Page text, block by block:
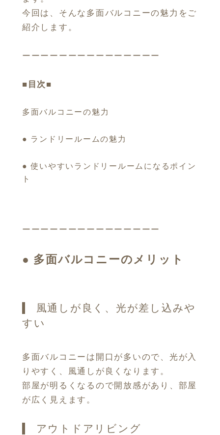
今回は、そんな多面バルコニーの魅力をご
紹介します。
ーーーーーーーーーーーーーーー
■目次■
多面バルコニーの魅力
● ランドリールームの魅力
● 使いやすいランドリールームになるポイン
ト
ーーーーーーーーーーーーーーー
● 多面バルコニーのメリット
風通しが良く、光が差し込みや
すい
多面バルコニーは開口が多いので、光が入
りやすく、風通しが良くなります。
部屋が明るくなるので開放感があり、部屋
が広く見えます。
アウトドアリビング